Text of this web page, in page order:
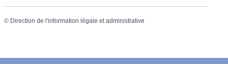
© Direction de l'information légale et administrative